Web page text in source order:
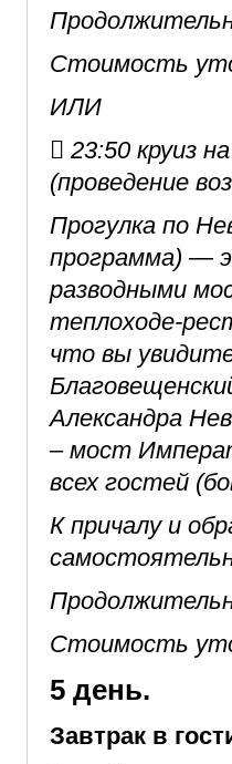
Стоимость
ИЛИ
 23:50 круиз
(проведение
Прогулка по
программа) —
разводными
теплоходе-
что вы
Александра
– мост
всех гостей
К причалу и
Стоимость
5 день.
Завтрак в